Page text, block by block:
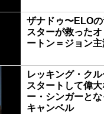
ザナドゥ〜ELO
スターが救った
ートン＝ジョン
レッキング・ク
スタートして偉
ー・シンガーとな
キャンベル